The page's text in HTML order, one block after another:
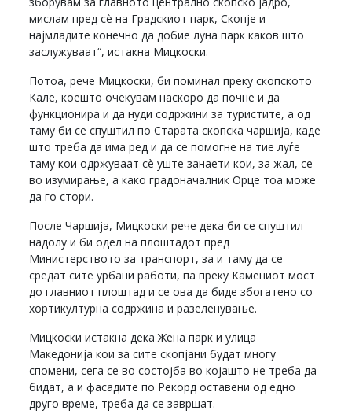
мислам пред сè на Градскиот парк, Скопје и
најмладите конечно да добие луна парк каков што
заслужуваат“, истакна Мицкоски.
Потоа, рече Мицкоски, би поминал преку скопското
Кале, коешто очекувам наскоро да почне и да
функционира и да нуди содржини за туристите, а од
таму би се спуштил по Старата скопска чаршија, каде
што треба да има ред и да се помогне на тие луѓе
таму кои одржуваат сè уште занаети кои, за жал, се
во изумирање, а како градоначалник Орце тоа може
да го стори.
После Чаршија, Мицкоски рече дека би се спуштил
надолу и би одел на плоштадот пред
Министерството за транспорт, за и таму да се
средат сите урбани работи, па преку Камениот мост
до главниот плоштад и се ова да биде збогатено со
хортикултурна содржина и разеленување.
Мицкоски истакна дека Жена парк и улица
Македонија кои за сите скопјани будат многу
спомени, сега се во состојба во којашто не треба да
бидат, а и фасадите по Рекорд оставени од едно
друго време, треба да се завршат.